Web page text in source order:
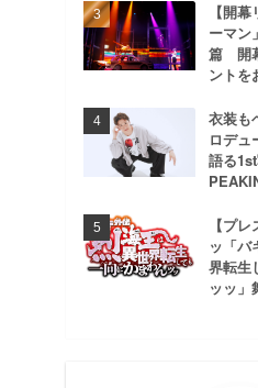
【開
ーマン
篇 開
ントを
衣装も
ロデ
語る
【プ
ッ「バ
界転生
ッッ」